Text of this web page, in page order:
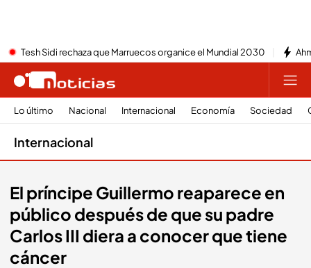
Tesh Sidi rechaza que Marruecos organice el Mundial 2030
Lo último Nacional Internacional Economía Sociedad
Internacional
El príncipe Guillermo reaparece en
público después de que su padre
Carlos III diera a conocer que tiene
cáncer